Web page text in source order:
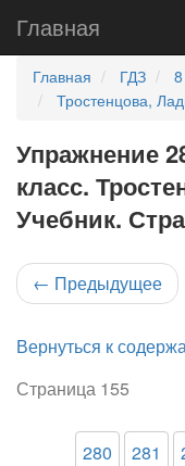
Главная
Главная ГДЗ
Тростенцова,
Упражнение
класс.
Учебник.
← Предыдущее
Вернуться к
Страница 155
280 281